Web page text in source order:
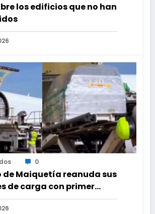
los edificios que no han
0
de Maiquetía reanuda sus
de carga con primer
Panamá